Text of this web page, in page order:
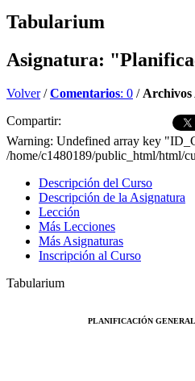
Tabularium
Asignatura:
Volver/Comentarios: 0 /Archivos
Compartir:
Warning: Undefined array key
/home/c1480189/public_html/html/
Descripción del Curso
Descripción de la Asignatura
Lección
Más Lecciones
Más Asignaturas
Inscripción al Curso
Tabularium
PLANIFICACIÓN